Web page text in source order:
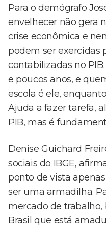
Para o demógrafo
envelhecer não gera
crise econômica e
podem ser exercidas
contabilizadas no
e poucos anos, e
escola é ele,
Ajuda a fazer tarefa,
PIB, mas é
Denise Guichard
sociais do IBGE,
ponto de vista
ser uma armadilha.
mercado de trabalho,
Brasil que está